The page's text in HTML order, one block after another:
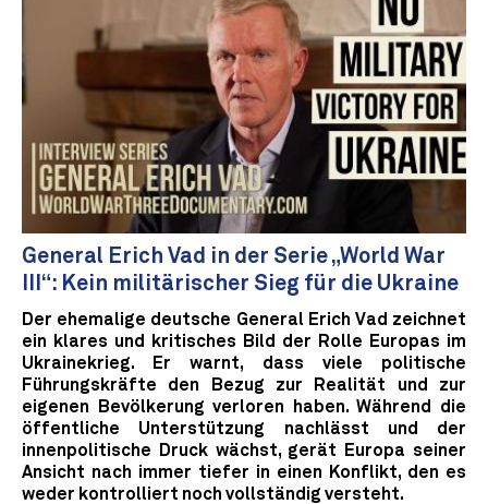
General Erich Vad in der Serie „World War
III“: Kein militärischer Sieg für die Ukraine
Der ehemalige deutsche General Erich Vad zeichnet
ein klares und kritisches Bild der Rolle Europas im
Ukrainekrieg. Er warnt, dass viele politische
Führungskräfte den Bezug zur Realität und zur
eigenen Bevölkerung verloren haben. Während die
öffentliche Unterstützung nachlässt und der
innenpolitische Druck wächst, gerät Europa seiner
Ansicht nach immer tiefer in einen Konflikt, den es
weder kontrolliert noch vollständig versteht.